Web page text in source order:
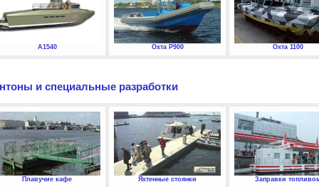
А1540 Охта P900 Охта 1100
и специальные разработки
Плавучие кафе Яхтенные стоянки Заправки